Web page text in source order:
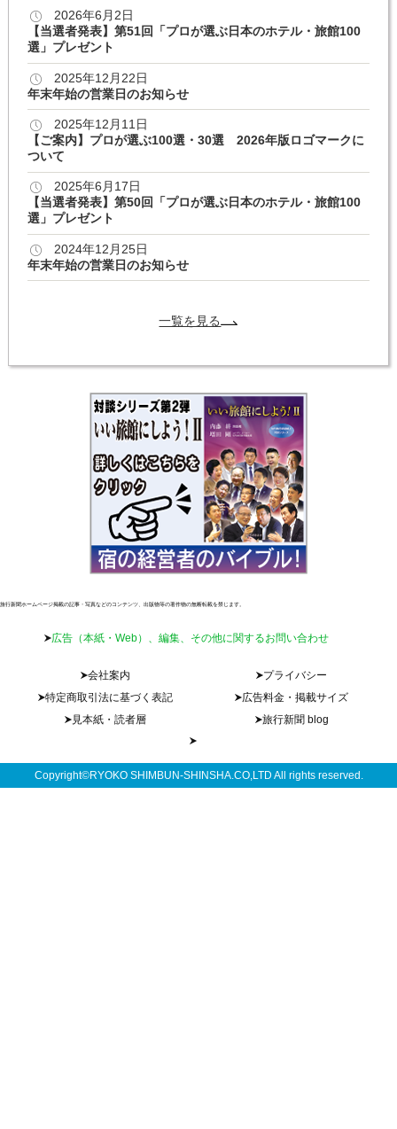
2026年6月2日
【当選者発表】第51回「プロが選ぶ日本のホテル・旅館100
選」プレゼント
2025年12月22日
年末年始の営業日のお知らせ
2025年12月11日
【ご案内】プロが選ぶ100選・30選 2026年版ロゴマークに
ついて
2025年6月17日
【当選者発表】第50回「プロが選ぶ日本のホテル・旅館100
選」プレゼント
2024年12月25日
年末年始の営業日のお知らせ
一覧を見る
旅行新聞ホームページ掲載の記事・写真などのコンテンツ、出版物等の著作物の無断転載を禁じます。
広告（本紙・Web）、編集、その他に関するお問い合わせ
会社案内
プライバシー
特定商取引法に基づく表記
広告料金・掲載サイズ
見本紙・読者層
旅行新聞 blog
Copyright©RYOKO SHIMBUN-SHINSHA.CO,LTD All rights reserved.